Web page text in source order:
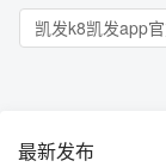
凯发k8凯发app
最新发布